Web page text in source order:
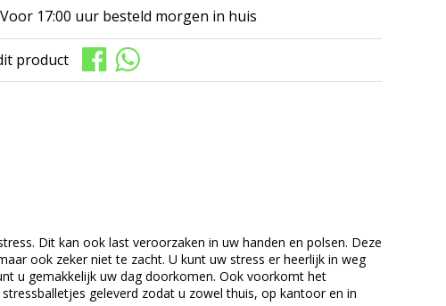
Voor 17:00 uur besteld morgen in huis
product
Dit kan ook last veroorzaken in uw handen en polsen. Deze
ook zeker niet te zacht. U kunt uw stress er heerlijk in weg
u gemakkelijk uw dag doorkomen. Ook voorkomt het
geleverd zodat u zowel thuis, op kantoor en in